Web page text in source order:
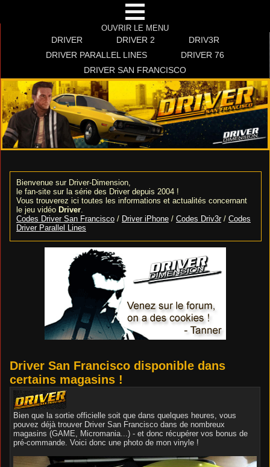
OUVRIR LE MENU
DRIVER DRIVER 2
DRIV3R
DRIVER PARALLEL LINES
DRIVER 76
DRIVER SAN FRANCISCO
Bienvenue sur Driver-Dimension,
le fan-site sur la série des Driver depuis 2004 !
Vous trouverez ici toutes les informations et actualités concernant
le jeu vidéo Driver.
Codes Driver San Francisco / Driver iPhone / Codes Driv3r/ Codes
Driver Parallel Lines
Driver San Francisco disponible dans
certains magasins !
Bien que la sortie officielle soit que dans quelques heures, vous
pouvez déjà trouver Driver San Francisco dans de nombreux
magasins (GAME, Micromania...) - et donc récupérer vos bonus de
pré-commande. Voici donc une photo de mon vinyle !